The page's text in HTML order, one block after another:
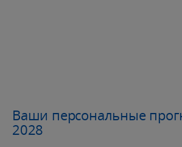
Ваши персональные
2028